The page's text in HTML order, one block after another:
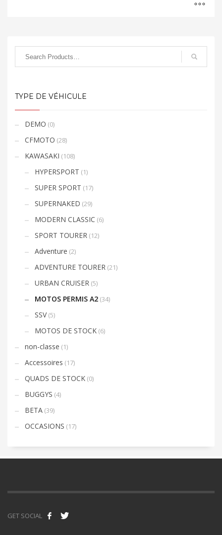
TYPE DE VÉHICULE
DEMO (0)
CFMOTO (28)
KAWASAKI (108)
HYPERSPORT (1)
SUPER SPORT (17)
SUPERNAKED (29)
MODERN CLASSIC (6)
SPORT TOURER (12)
Adventure (2)
ADVENTURE TOURER (21)
URBAN CRUISER (5)
MOTOS PERMIS A2 (34)
SSV (5)
MOTOS DE STOCK (6)
non-classe (1)
Accessoires (17)
QUADS DE STOCK (0)
BUGGYS (4)
BETA (39)
OCCASIONS (17)
GET SOCIAL